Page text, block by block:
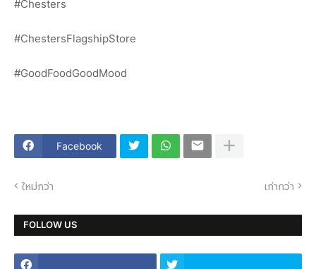
#Chesters
#ChestersFlagshipStore
#GoodFoodGoodMood
Facebook
ใหม่กว่า เก่ากว่า
FOLLOW US